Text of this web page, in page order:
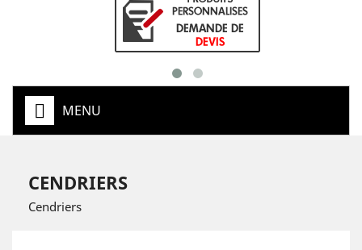
MENU
CENDRIERS
Cendriers